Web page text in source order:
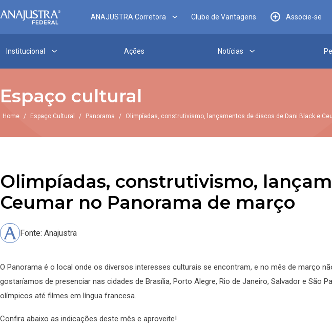
ANAJUSTRA Corretora Clube de Vantagens Associe-se
Institucional Ações Notícias
Espaço cultural
Home / Espaço Cultural / Panorama / Olimpíadas, construtivismo, lançamentos de discos de Dani Black e
Olimpíadas, construtivismo,
Ceumar no Panorama de março
Fonte: Anajustra
O Panorama é o local onde os diversos interesses culturais se encontram, e no mês de março
gostaríamos de presenciar nas cidades de Brasília, Porto Alegre, Rio de Janeiro, Salvador e São
olímpicos até filmes em língua francesa.
Confira abaixo as indicações deste mês e aproveite!